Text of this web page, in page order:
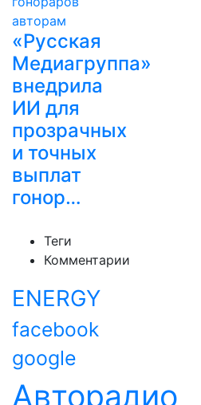
«Русская
Медиагруппа»
внедрила
ИИ для
прозрачных
и точных
выплат
гонор…
Теги
Комментарии
ENERGY
facebook
google
Авторадио